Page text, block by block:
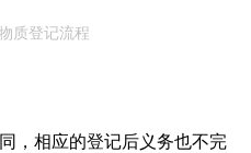
质登记流程
，相应的登记后义务也不完